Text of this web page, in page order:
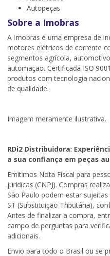
Autopeças
Sobre a Imobras
A Imobras é uma empresa de
motores elétricos de corrente
segmentos agrícola,
automação. Certificada ISO
produtos com tecnologia
de qualidade.
Imagem meramente ilustrativa.
RDi2 Distribuidora:
a sua confiança em peças
Emitimos Nota Fiscal para
jurídicas (CNPJ). Compras
São Paulo podem estar
ST (Substituição Tributária),
Antes de finalizar a compra,
campo de perguntas para
adicionais.
Envio para todo o Brasil ou se